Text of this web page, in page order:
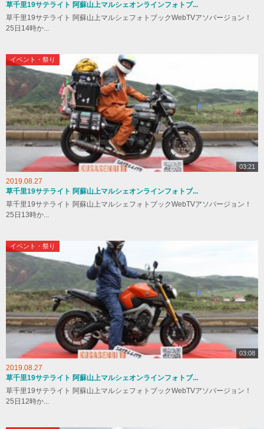
草千里19サテライト 阿蘇山上マルシェオンラインフォトブ...
草千里19サテライト 阿蘇山上マルシェフォトブックWebTVアソバージョン！
25日14時か...
イベント・祭り
03:21
2019.08.27
草千里19サテライト 阿蘇山上マルシェオンラインフォトブ...
草千里19サテライト 阿蘇山上マルシェフォトブックWebTVアソバージョン！
25日13時か...
イベント・祭り
03:08
2019.08.27
草千里19サテライト 阿蘇山上マルシェオンラインフォトブ...
草千里19サテライト 阿蘇山上マルシェフォトブックWebTVアソバージョン！
25日12時か...